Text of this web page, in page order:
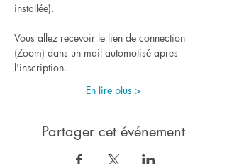
installée).
Vous allez recevoir le lien de connection
(Zoom) dans un mail automotisé apres
l'inscription.
En lire plus >
Partager cet événement